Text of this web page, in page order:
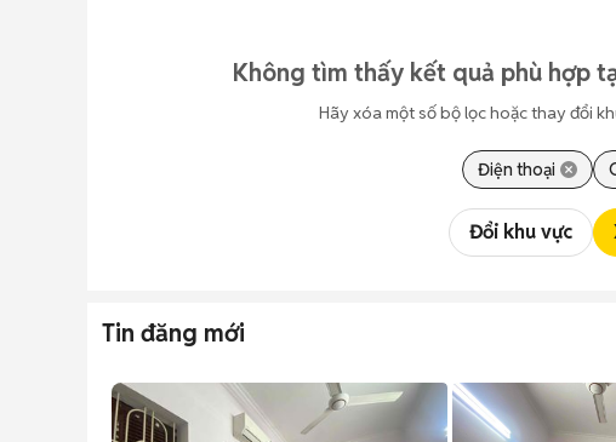
Không tìm thấy kết quả phù hợp
Hãy xóa một số bộ lọc hoặc thay đổi
Điện thoại
Đổi khu vực
Tin đăng mới